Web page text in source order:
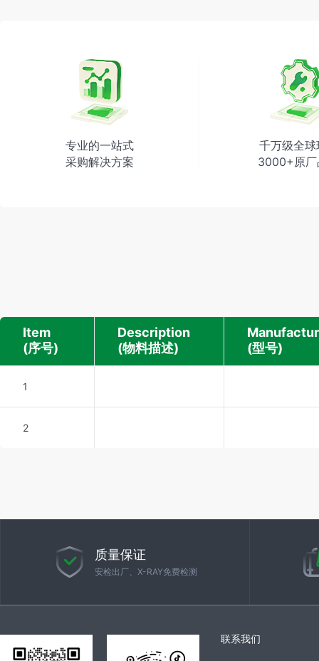
专业的一站式
采购解决方案
千万级全球
3000+原厂
Item
(序号)
Description
(物料描述)
(型号)
1
2
质量保证
安检出厂、X-RAY免费检测
联系我们